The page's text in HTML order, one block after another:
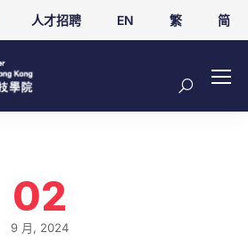
人才招聘 EN 繁 简
02
9 月, 2024